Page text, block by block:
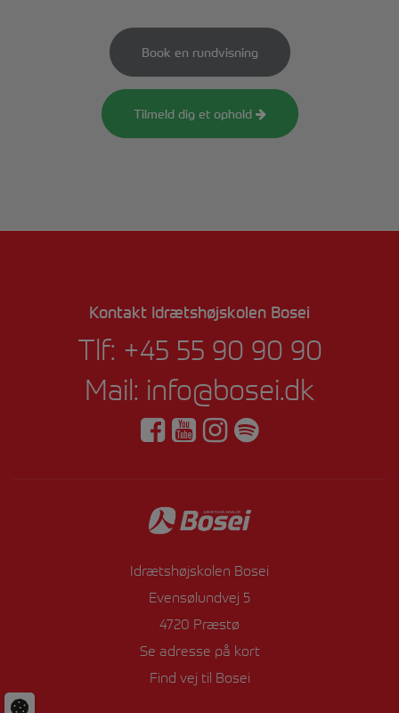
Book en rundvisning
Tilmeld dig et ophold
Kontakt Idrætshøjskolen Bosei
Tlf: +45 55 90 90 90
Mail: info@bosei.dk
Idrætshøjskolen Bosei
Evensølundvej 5
4720 Præstø
Se adresse på kort
Find vej til Bosei